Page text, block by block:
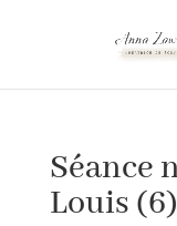
Séance
Louis